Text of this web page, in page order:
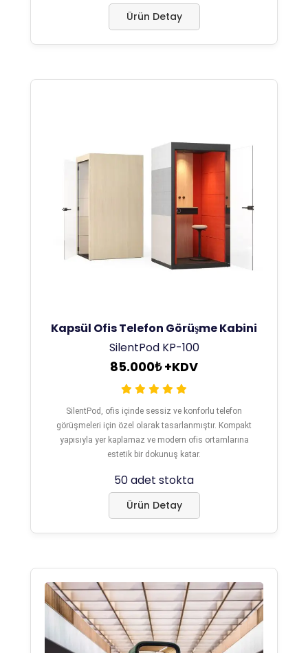
Ürün Detay
Kapsül Ofis Telefon Görüşme Kabini
SilentPod KP-100
85.000₺ +KDV
SilentPod, ofis içinde sessiz ve konforlu telefon
görüşmeleri için özel olarak tasarlanmıştır. Kompakt
yapısıyla yer kaplamaz ve modern ofis ortamlarına
estetik bir dokunuş katar.
50 adet stokta
Ürün Detay